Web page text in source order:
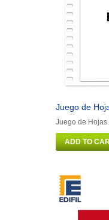
Juego de
Juego de Hojas
ADD TO